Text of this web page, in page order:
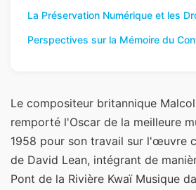
La Préservation Numérique et les
Perspectives sur la Mémoire du
Le compositeur britannique
remporté l'Oscar de la meilleure
1958 pour son travail sur l'œuvre
de David Lean, intégrant de
Pont de la Rivière Kwaï Musique